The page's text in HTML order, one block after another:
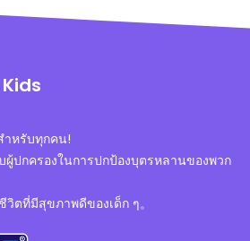
ำหรับทุกคน!
ปกครองในการปกป้องบุตรหลานของพวก
ตที่มีสุขภาพดีของเด็ก ๆ。